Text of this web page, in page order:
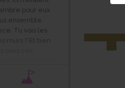
pour eux
ensemble
Tu vois les
murs ? Et bien
leur
très tôt pour